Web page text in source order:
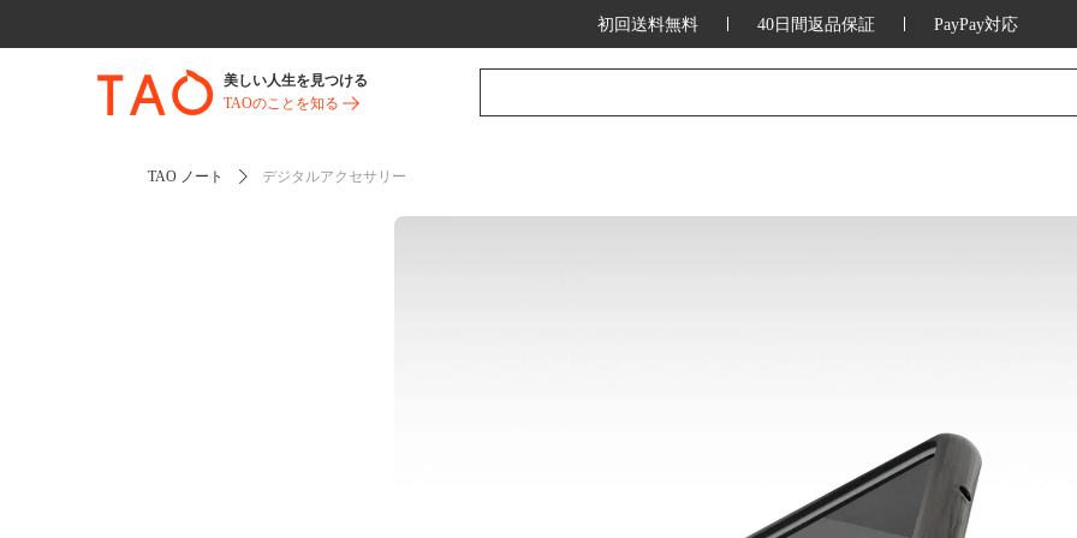
初回送料無料 40日間返品保証 PayPay対応
美しい人生を見つける
TAOのことを知る
TAO ノート デジタルアクセサリー